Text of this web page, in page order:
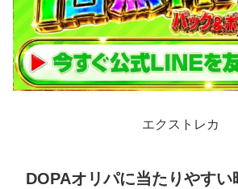
エクストレカ
DOPAオリパに当たりやすい